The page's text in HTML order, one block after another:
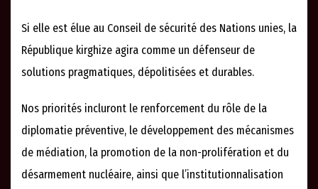
Si elle est élue au Conseil de sécurité des Nations unies, la
République kirghize agira comme un défenseur de
solutions pragmatiques, dépolitisées et durables.
Nos priorités incluront le renforcement du rôle de la
diplomatie préventive, le développement des mécanismes
de médiation, la promotion de la non-prolifération et du
désarmement nucléaire, ainsi que l’institutionnalisation